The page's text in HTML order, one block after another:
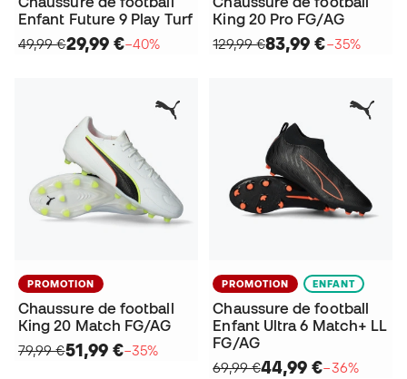
Enfant Future 9 Play Turf
49,99 €29,99 €−40%
King 20 Pro FG/AG
129,99 €83,99 €−35%
PROMOTION
Chaussure de football
King 20 Match FG/AG
79,99 €51,99 €−35%
PROMOTION ENFANT
Chaussure de football
Enfant Ultra 6 Match+ LL
FG/AG
69,99 €44,99 €−36%